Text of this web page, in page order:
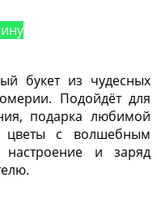
букет из чудесных
Подойдёт для
подарка любимой
с волшебным
и заряд